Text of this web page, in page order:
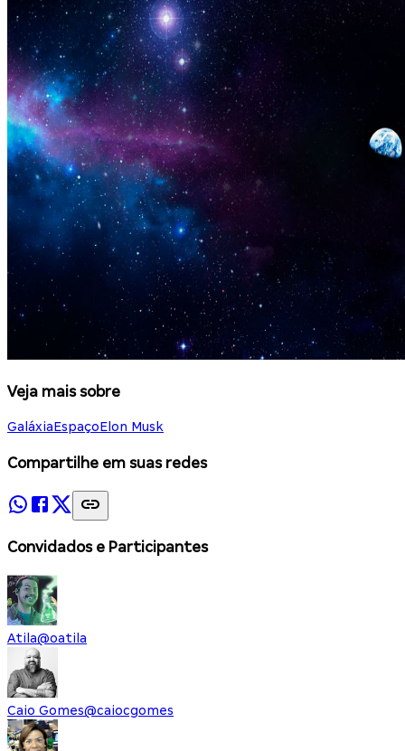
Veja mais sobre
GaláxiaEspaçoElon Musk
Compartilhe em suas redes
Convidados e Participantes
Atila@oatila
Caio Gomes@caiocgomes